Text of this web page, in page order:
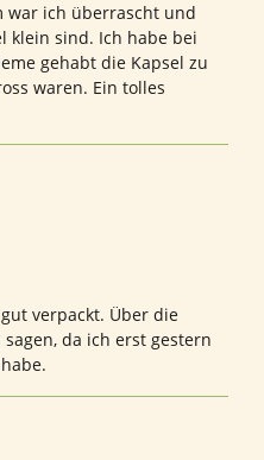
war ich überrascht und
klein sind. Ich habe bei
gehabt die Kapsel zu
waren. Ein tolles
verpackt. Über die
da ich erst gestern